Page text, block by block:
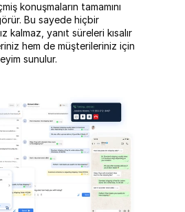
konuşmaların tamamını
Bu sayede hiçbir
kalmaz, yanıt süreleri kısalır
hem de müşterileriniz için
sunulur.